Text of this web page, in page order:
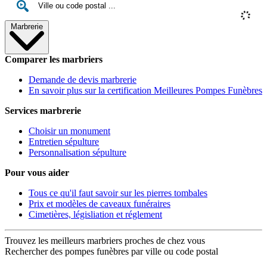
Marbrerie
Comparer les marbriers
Demande de devis marbrerie
En savoir plus sur la certification Meilleures Pompes Funèbres
Services marbrerie
Choisir un monument
Entretien sépulture
Personnalisation sépulture
Pour vous aider
Tous ce qu'il faut savoir sur les pierres tombales
Prix et modèles de caveaux funéraires
Cimetières, législiation et réglement
Trouvez les meilleurs marbriers proches de chez vous
Rechercher des pompes funèbres par ville ou code postal